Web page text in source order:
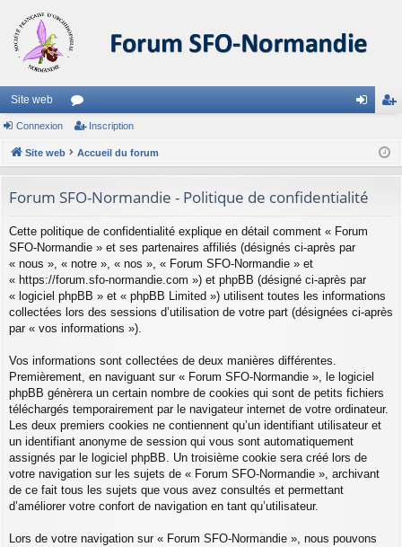
Site web
or
u
on
cri
Connexion Inscription
Site web Accueil du forum
Forum SFO-Normandie - Politique de confidentialité
Cette politique de confidentialité explique en détail comment « Forum
SFO-Normandie » et ses partenaires affiliés (désignés ci-après par
« nous », « notre », « nos », « Forum SFO-Normandie » et
« https://forum.sfo-normandie.com ») et phpBB (désigné ci-après par
« logiciel phpBB » et « phpBB Limited ») utilisent toutes les informations
collectées lors des sessions d’utilisation de votre part (désignées ci-après
par « vos informations »).
Vos informations sont collectées de deux manières différentes.
Premièrement, en naviguant sur « Forum SFO-Normandie », le logiciel
phpBB génèrera un certain nombre de cookies qui sont de petits fichiers
téléchargés temporairement par le navigateur internet de votre ordinateur.
Les deux premiers cookies ne contiennent qu’un identifiant utilisateur et
un identifiant anonyme de session qui vous sont automatiquement
assignés par le logiciel phpBB. Un troisième cookie sera créé lors de
votre navigation sur les sujets de « Forum SFO-Normandie », archivant
de ce fait tous les sujets que vous avez consultés et permettant
d’améliorer votre confort de navigation en tant qu’utilisateur.
Lors de votre navigation sur « Forum SFO-Normandie », nous pouvons